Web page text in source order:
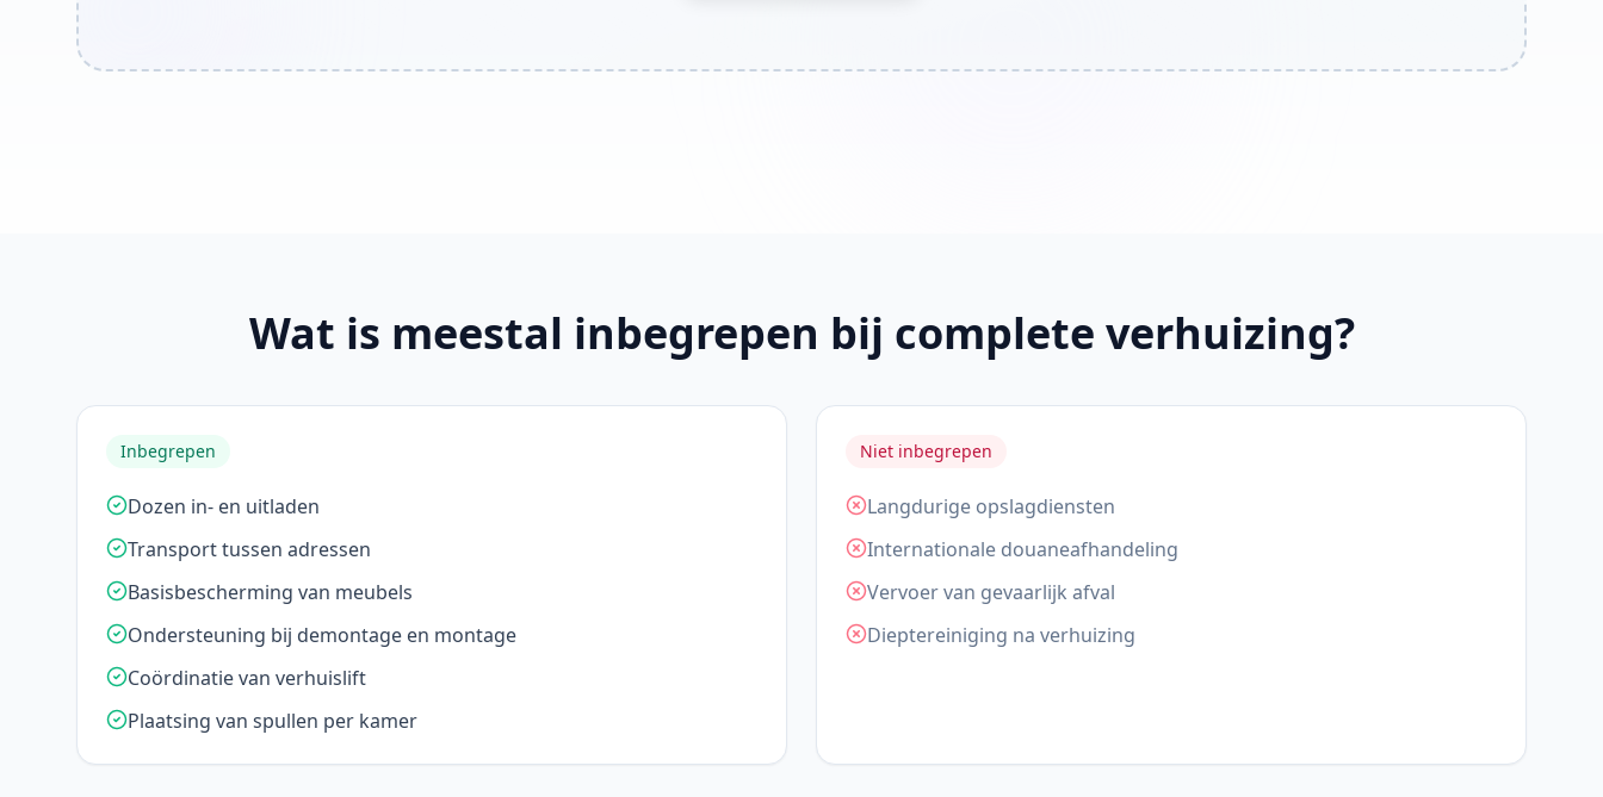
Wat is meestal inbegrepen bij complete verhuizing?
Inbegrepen
Dozen in- en uitladen
Transport tussen adressen
Basisbescherming van meubels
Ondersteuning bij demontage en montage
Coördinatie van verhuislift
Plaatsing van spullen per kamer
Niet inbegrepen
Langdurige opslagdiensten
Internationale douaneafhandeling
Vervoer van gevaarlijk afval
Dieptereiniging na verhuizing